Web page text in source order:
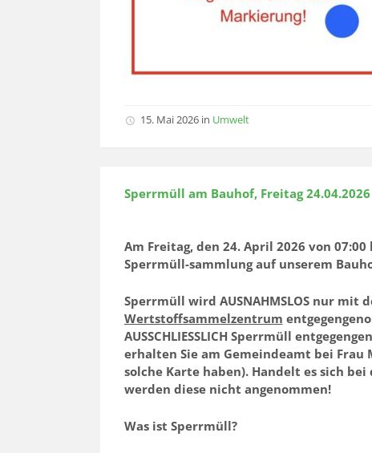
15. Mai 2026in Umwelt
Sperrmüll am Bauhof, Freitag 24.04.2026
Am Freitag, den 24. April 2026 von
Sperrmüll-sammlung auf unserem
Sperrmüll wird AUSNAHMSLOS nur mit
Wertstoffsammelzentrum
AUSSCHLIESSLICH Sperrmüll
erhalten Sie am Gemeindeamt bei Frau
solche Karte haben). Handelt es sich
werden diese nicht angenommen!
Was ist Sperrmüll?